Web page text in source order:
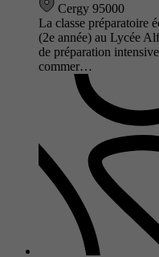
Cergy 95000
La classe préparatoire
(2e année) au Lycée
de préparation
commer…